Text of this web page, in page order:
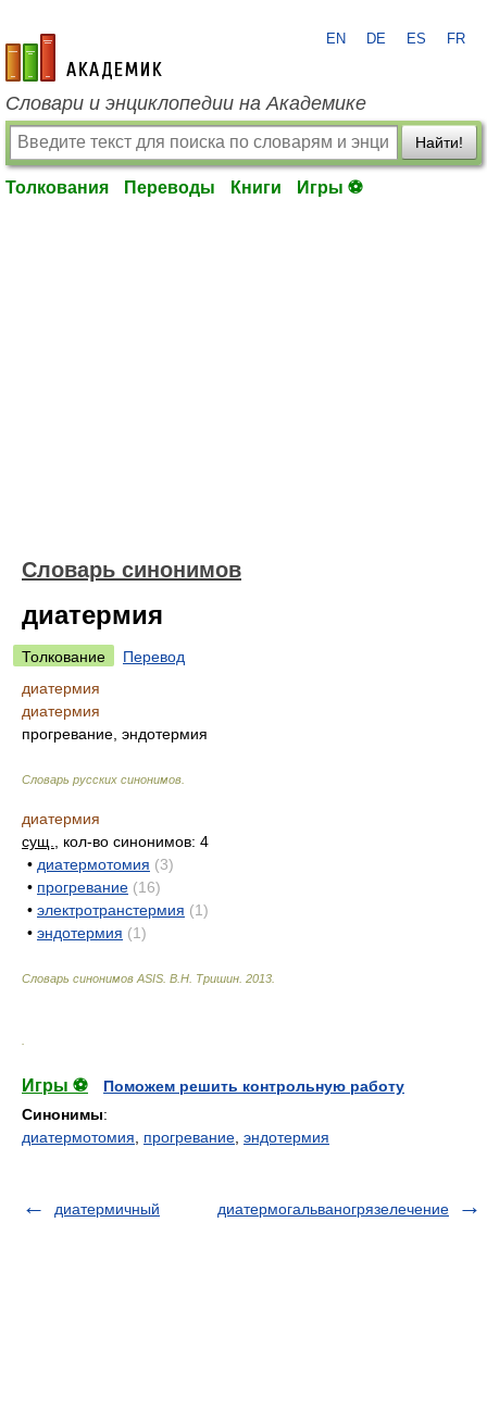
academic.ru
EN DE ES FR
Словари и энциклопедии на Академике
Найти!
Толкования Переводы Книги Игры ⚽
Словарь синонимов
диатермия
Толкование
Перевод
диатермия
диатермия
прогревание, эндотермия
Словарь русских синонимов
диатермия
сущ.
, кол-во синонимов: 4
• диатермотомия (3)
• прогревание (16)
• электротранстермия (1)
• эндотермия (1)
Словарь синонимов ASIS. В.Н. Тришин 2013
Игры ⚽
Поможем решить контрольную работу
Синонимы:
диатермотомия
прогревание эндотермия
диатермичный диатермогальваногрязелечение